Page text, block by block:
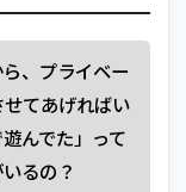
、プライベー
てあげればい
んでた」って
るの？